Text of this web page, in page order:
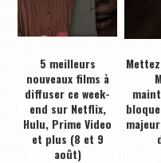
5 meilleurs
nouveaux films à
diffuser ce week-
end sur Netflix,
Hulu, Prime Video
et plus (8 et 9
août)